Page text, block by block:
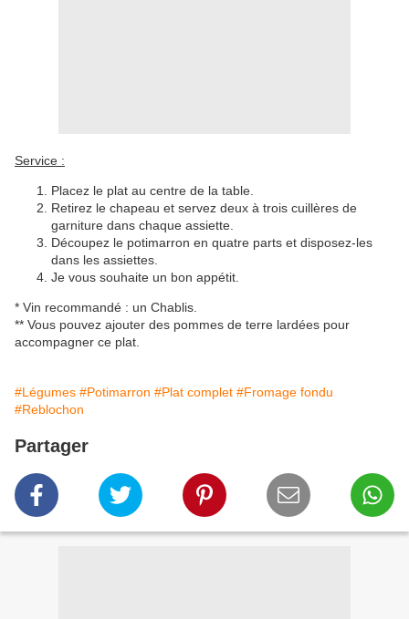
Service :
Placez le plat au centre de la table.
Retirez le chapeau et servez deux à trois cuillères de
garniture dans chaque assiette.
Découpez le potimarron en quatre parts et disposez-les
dans les assiettes.
Je vous souhaite un bon appétit.
* Vin recommandé : un Chablis.
** Vous pouvez ajouter des pommes de terre lardées pour
accompagner ce plat.
#Légumes #Potimarron #Plat complet #Fromage fondu
#Reblochon
Partager